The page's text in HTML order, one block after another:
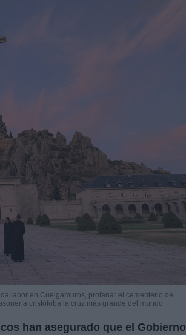
labor en Cuelgamuros, profanar el cementerio de
cristófoba la cruz más grande del mundo
han asegurado que el Gobierno